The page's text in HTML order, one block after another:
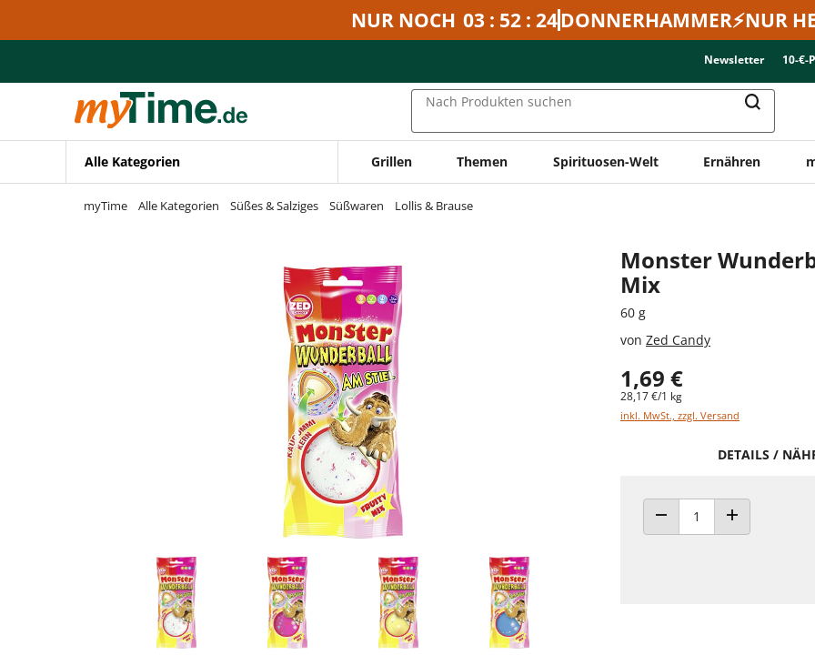
Zur Navigation springen
NUR NOCH 03 : 52 : 24DONNERHAMMER⚡NUR
Newsletter 10-€-
Nach Produkten suchen
Alle Kategorien Grillen Themen Spirituosen-Welt Ernähren
myTime Alle Kategorien Süßes & Salziges Süßwaren Lollis & Brause
Monster
Mix
60 g
von Zed Candy
1,69 €
28,17 €/1 kg
inkl. MwSt., zzgl. Versand
DETAILS /
ANZAHL VERRINGERN
ANZAHL